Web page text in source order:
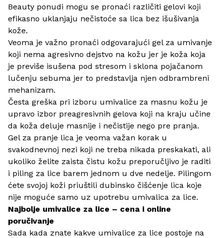
Beauty ponudi mogu se pronaći različiti gelovi koji
efikasno uklanjaju nečistoće sa lica bez išušivanja
kože.
Veoma je važno pronaći odgovarajući gel za umivanje
koji nema agresivno dejstvo na kožu jer je koža koja
je previše isušena pod stresom i sklona pojačanom
lučenju sebuma jer to predstavlja njen odbrambreni
mehanizam.
Česta greška pri izboru umivalice za masnu kožu je
upravo izbor preagresivnih gelova koji na kraju učine
da koža deluje masnije i nečistije nego pre pranja.
Gel za pranje lica je veoma važan korak u
svakodnevnoj nezi koji ne treba nikada preskakati, ali
ukoliko želite zaista čistu kožu preporučljivo je raditi
i piling za lice barem jednom u dve nedelje. Pilingom
ćete svojoj koži priuštili dubinsko čišćenje lica koje
nije moguće samo uz upotrebu umivalica za lice.
Najbolje umivalice za lice – cena i online
poručivanje
Sada kada znate kakve umivalice za lice postoje na